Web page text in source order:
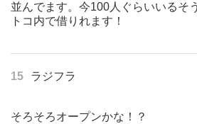
並んでます。今100人ぐらいいるそ
トコ内で借りれます！
15 ラジフラ
そろそろオープンかな！？